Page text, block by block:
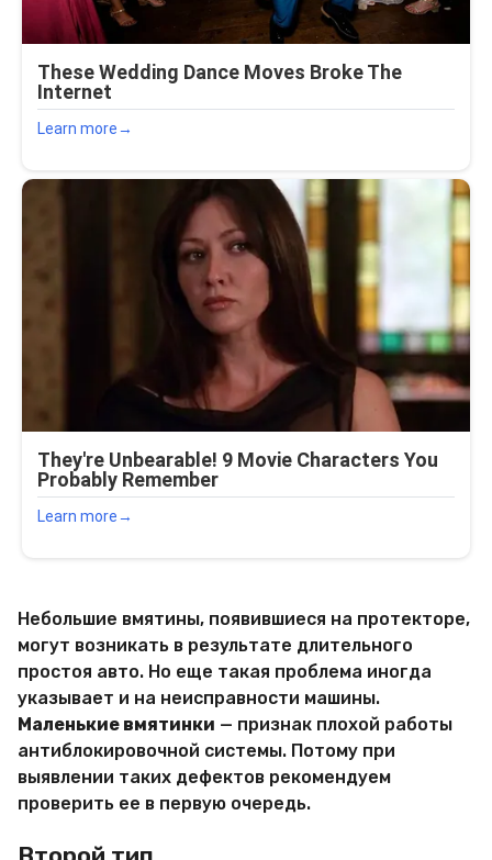
Небольшие вмятины, появившиеся на протекторе,
могут возникать в результате длительного
простоя авто. Но еще такая проблема иногда
указывает и на неисправности машины.
Маленькие вмятинки — признак плохой работы
антиблокировочной системы. Потому при
выявлении таких дефектов рекомендуем
проверить ее в первую очередь.